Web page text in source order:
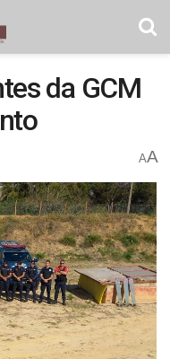
da GCM
AA